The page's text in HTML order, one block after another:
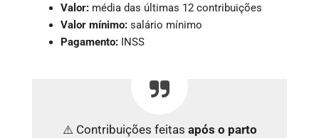
Valor: média das últimas 12 contribuições
Valor mínimo: salário mínimo
Pagamento: INSS
⚠️ Contribuições feitas após o parto